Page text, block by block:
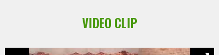
VIDEO CLIP